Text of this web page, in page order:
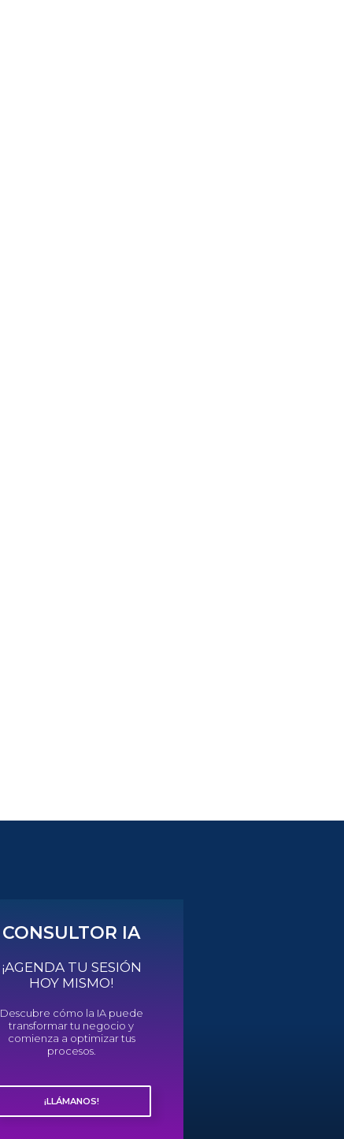
CONSULTOR IA
¡AGENDA TU SESIÓN
HOY MISMO!
Descubre cómo la IA puede
transformar tu negocio y
comienza a optimizar tus
procesos.
¡LLÁMANOS!